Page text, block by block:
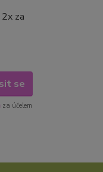
za
se
za účelem